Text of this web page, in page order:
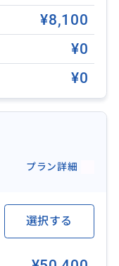
¥8,100
¥0
¥0
プラン詳細
選択する